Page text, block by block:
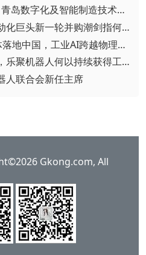
▪ 聚焦智造新机遇！2026 青岛数字化及智能制造技术论坛圆满落幕
▪ 相继宣布重磅收购，自动化巨头新一轮并购潮剑指何方？
▪ 西门子Eigen工程智能体落地中国，工业AI跨越物理世界“确定性”拐点
▪ 与哈金森达成战略合作，乐聚机器人何以持续获得工业巨头青睐？
人联合会新任主席
Gkong.com, All